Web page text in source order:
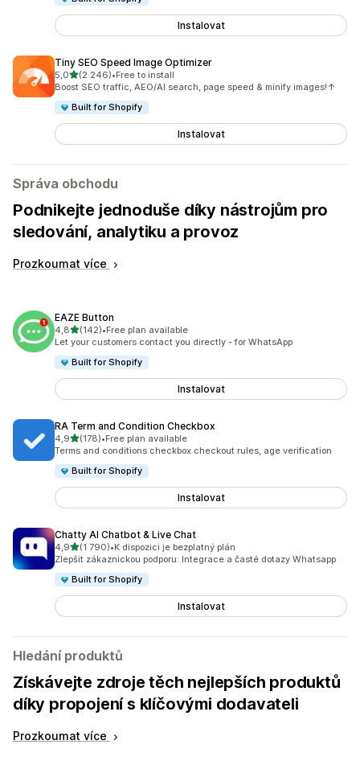
Instalovat
Tiny SEO Speed Image Optimizer
5,0z 5 hvězd
(2 246)
Celkový počet recenzí: 2246
•Free to install
Boost SEO traffic, AEO/AI search, page speed & minify images!↑
Built for Shopify
Instalovat
Správa obchodu
Podnikejte jednoduše díky nástrojům pro
sledování, analytiku a provoz
Prozkoumat více
EAZE Button
4,8z 5 hvězd
(142)
Celkový počet recenzí: 142
•Free plan available
Let your customers contact you directly - for WhatsApp
Built for Shopify
Instalovat
RA Term and Condition Checkbox
4,9z 5 hvězd
(178)
Celkový počet recenzí: 178
•Free plan available
Terms and conditions checkbox checkout rules, age verification
Built for Shopify
Instalovat
Chatty AI Chatbot & Live Chat
4,9z 5 hvězd
(1 790)
Celkový počet recenzí: 1790
•K dispozici je bezplatný plán
Zlepšit zákaznickou podporu: Integrace a časté dotazy Whatsapp
Built for Shopify
Instalovat
Hledání produktů
Získávejte zdroje těch nejlepších produktů
díky propojení s klíčovými dodavateli
Prozkoumat více